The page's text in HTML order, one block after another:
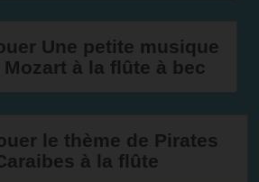
Une petite musique
à la flûte à bec
le thème de Pirates
à la flûte